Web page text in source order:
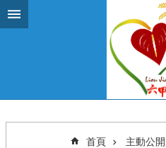
跳到主要內容區塊
首頁 主動公